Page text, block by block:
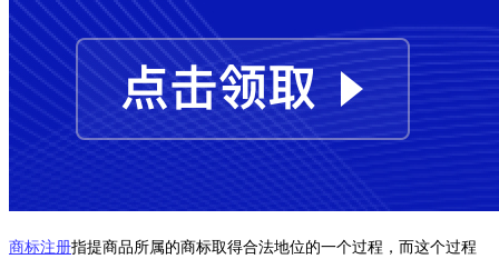
商标注册指提商品所属的商标取得合法地位的一个过程，而这个过程